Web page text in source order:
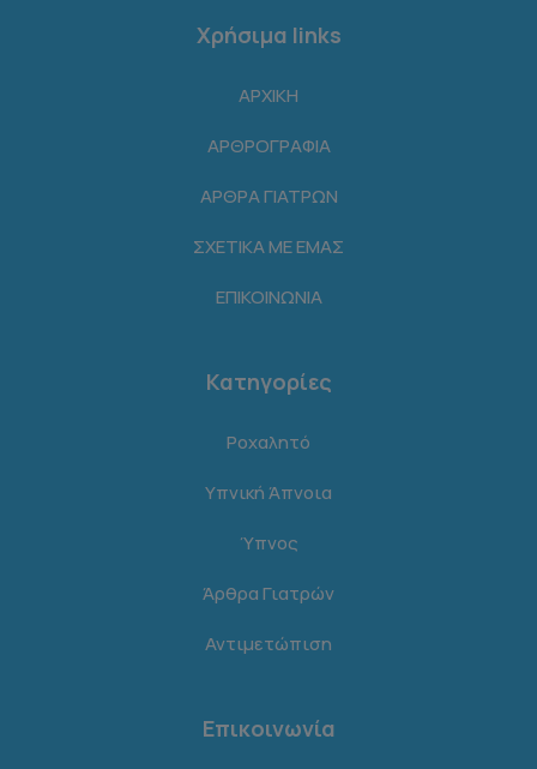
Χρήσιμα links
ΑΡΧΙΚΗ
ΑΡΘΡΟΓΡΑΦΙΑ
ΑΡΘΡΑ ΓΙΑΤΡΩΝ
ΣΧΕΤΙΚΑ ΜΕ ΕΜΑΣ
ΕΠΙΚΟΙΝΩΝΙΑ
Κατηγορίες
Ροχαλητό
Υπνική Άπνοια
Ύπνος
Άρθρα Γιατρών
Αντιμετώπιση
Επικοινωνία